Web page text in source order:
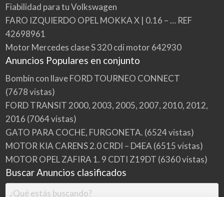
Fiabilidad para tu Volkswagen
FARO IZQUIERDO OPEL MOKKA X | 0.16 – … REF
42698961
Motor Mercedes clase S 320 cdi motor 642930
Anuncios Populares en conjunto
Bombín con llave FORD TOURNEO CONNECT
(7678 vistas)
FORD TRANSIT 2000, 2003, 2005, 2007, 2010, 2012,
2016 (7064 vistas)
GATO PARA COCHE, FURGONETA. (6524 vistas)
MOTOR KIA CARENS 2.0 CRDI – D4EA (6515 vistas)
MOTOR OPEL ZAFIRA 1. 9 CDTI Z19DT (6360 vistas)
Buscar Anuncios clasificados